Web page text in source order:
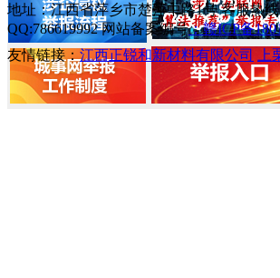
地址：江西省萍乡市楚萍中路1号 客服热线
QQ:786619992 网站备案编号：赣ICP备
友情链接： 江西正锐和新材料有限公司